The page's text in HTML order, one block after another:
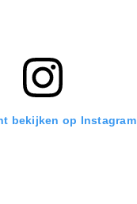
bekijken op Instagram